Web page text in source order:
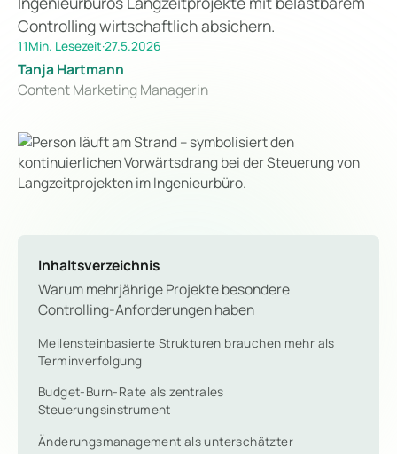
Controlling wirtschaftlich absichern.
11Min. Lesezeit·27.5.2026
Tanja Hartmann
Content Marketing Managerin
Inhaltsverzeichnis
Warum mehrjährige Projekte besondere
Controlling-Anforderungen haben
Meilensteinbasierte Strukturen brauchen mehr als
Terminverfolgung
Budget-Burn-Rate als zentrales
Steuerungsinstrument
Änderungsmanagement als unterschätzter